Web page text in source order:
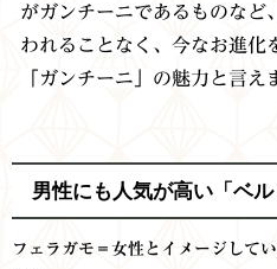
がガンチーニであるものなど
われることなく、今なお進化
「ガンチーニ」の魅力と言え
男性にも人気が高い「ベル
フェラガモ＝女性とイメージして